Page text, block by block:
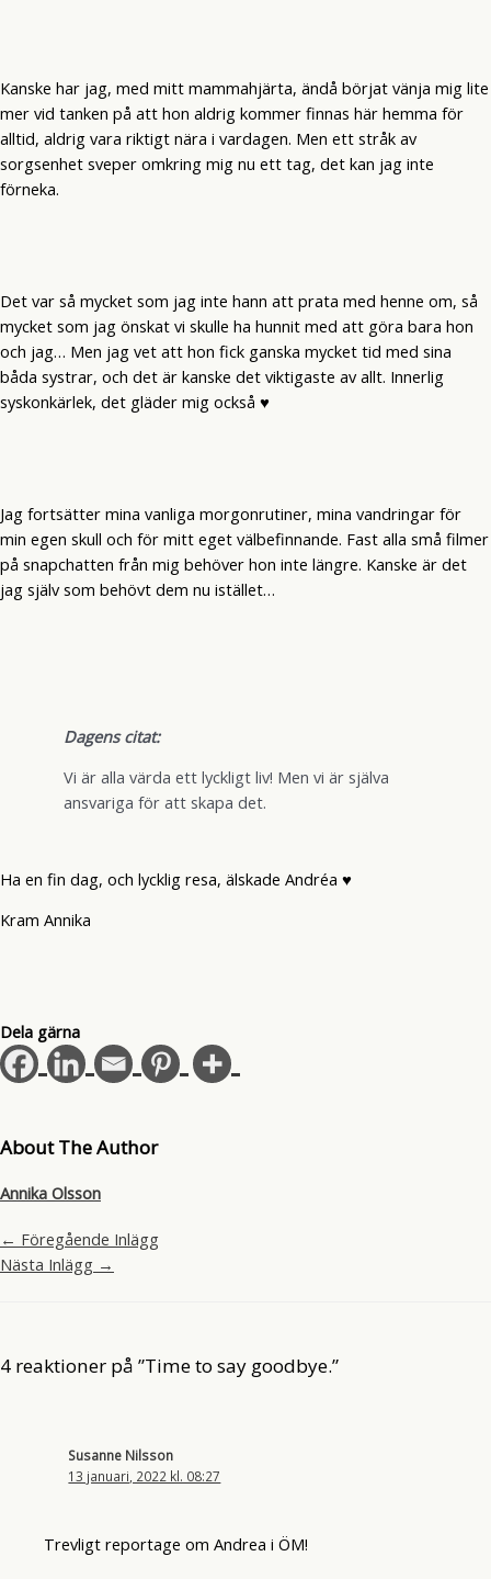
Kanske har jag, med mitt mammahjärta, ändå börjat vänja mig lite
mer vid tanken på att hon aldrig kommer finnas här hemma för
alltid, aldrig vara riktigt nära i vardagen. Men ett stråk av
sorgsenhet sveper omkring mig nu ett tag, det kan jag inte
förneka.
Det var så mycket som jag inte hann att prata med henne om, så
mycket som jag önskat vi skulle ha hunnit med att göra bara hon
och jag… Men jag vet att hon fick ganska mycket tid med sina
båda systrar, och det är kanske det viktigaste av allt. Innerlig
syskonkärlek, det gläder mig också ♥
Jag fortsätter mina vanliga morgonrutiner, mina vandringar för
min egen skull och för mitt eget välbefinnande. Fast alla små filmer
på snapchatten från mig behöver hon inte längre. Kanske är det
jag själv som behövt dem nu istället…
Dagens citat:
Vi är alla värda ett lyckligt liv! Men vi är själva
ansvariga för att skapa det.
Ha en fin dag, och lycklig resa, älskade Andréa ♥
Kram Annika
Dela gärna
About The Author
Annika Olsson
← Föregående Inlägg
Nästa Inlägg →
4 reaktioner på ”Time to say goodbye.”
Susanne Nilsson
13 januari, 2022 kl. 08:27
Trevligt reportage om Andrea i ÖM!